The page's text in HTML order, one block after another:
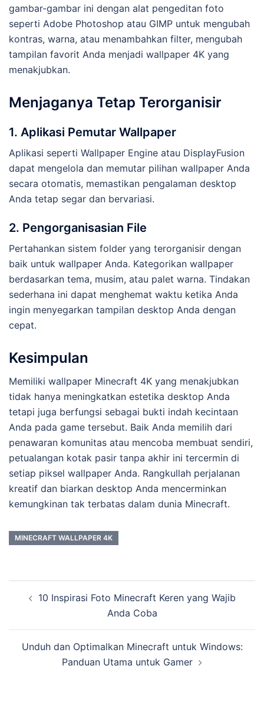
gambar-gambar ini dengan alat pengeditan foto
seperti Adobe Photoshop atau GIMP untuk mengubah
kontras, warna, atau menambahkan filter, mengubah
tampilan favorit Anda menjadi wallpaper 4K yang
menakjubkan.
Menjaganya Tetap Terorganisir
1. Aplikasi Pemutar Wallpaper
Aplikasi seperti Wallpaper Engine atau DisplayFusion
dapat mengelola dan memutar pilihan wallpaper Anda
secara otomatis, memastikan pengalaman desktop
Anda tetap segar dan bervariasi.
2. Pengorganisasian File
Pertahankan sistem folder yang terorganisir dengan
baik untuk wallpaper Anda. Kategorikan wallpaper
berdasarkan tema, musim, atau palet warna. Tindakan
sederhana ini dapat menghemat waktu ketika Anda
ingin menyegarkan tampilan desktop Anda dengan
cepat.
Kesimpulan
Memiliki wallpaper Minecraft 4K yang menakjubkan
tidak hanya meningkatkan estetika desktop Anda
tetapi juga berfungsi sebagai bukti indah kecintaan
Anda pada game tersebut. Baik Anda memilih dari
penawaran komunitas atau mencoba membuat sendiri,
petualangan kotak pasir tanpa akhir ini tercermin di
setiap piksel wallpaper Anda. Rangkullah perjalanan
kreatif dan biarkan desktop Anda mencerminkan
kemungkinan tak terbatas dalam dunia Minecraft.
MINECRAFT WALLPAPER 4K
navigation
10 Inspirasi Foto Minecraft Keren yang Wajib
Anda Coba
Unduh dan Optimalkan Minecraft untuk Windows:
Panduan Utama untuk Gamer